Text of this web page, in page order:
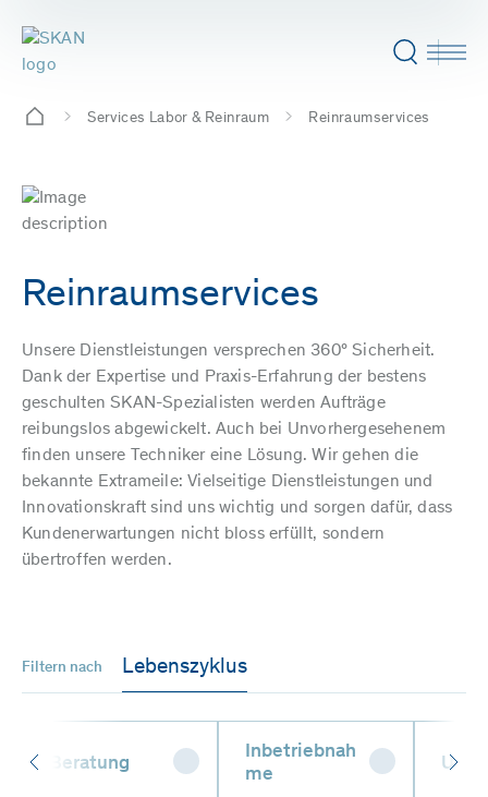
Services Labor & Reinraum Reinraumservices
Reinraumservices
Unsere Dienstleistungen versprechen 360° Sicherheit.
Dank der Expertise und Praxis-Erfahrung der bestens
geschulten SKAN-Spezialisten werden Aufträge
reibungslos abgewickelt. Auch bei Unvorhergesehenem
finden unsere Techniker eine Lösung. Wir gehen die
bekannte Extrameile: Vielseitige Dienstleistungen und
Innovationskraft sind uns wichtig und sorgen dafür, dass
Kundenerwartungen nicht bloss erfüllt, sondern
übertroffen werden.
Filtern nach Lebenszyklus
Beratung
Inbetriebnah
me